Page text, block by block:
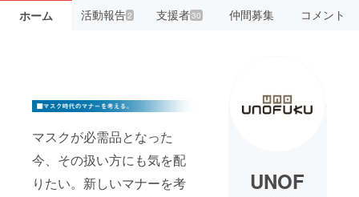
ホーム 活動報告2 支援者30 仲間募集 コメント
マスクが必需品となった
今、その扱い方にも気を配
りたい。新しいマナーを考
UNOF